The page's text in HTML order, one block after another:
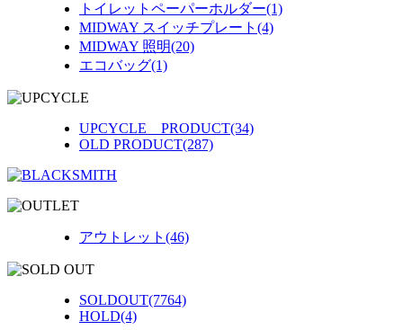
トイレットペーパーホルダー(1)
MIDWAY スイッチプレート(4)
MIDWAY 照明(20)
エコバッグ(1)
UPCYCLE PRODUCT(34)
OLD PRODUCT(287)
アウトレット(46)
SOLDOUT(7764)
HOLD(4)